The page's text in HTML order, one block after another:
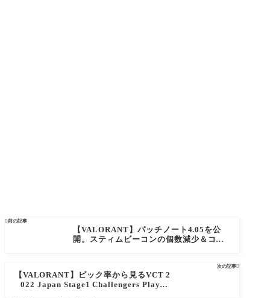
前の記事
【VALORANT】パッチノート4.05を公
開。スティムビーコンの個数減少＆コス
施【ヴァロラント】
次の記事
【VALORANT】ピック率から見るVCT 2
022 Japan Stage1 Challengers Playoff